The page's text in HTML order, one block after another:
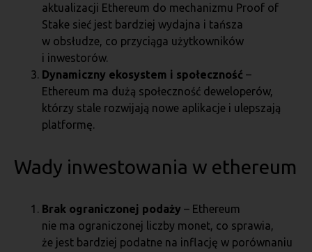
aktualizacji Ethereum do mechanizmu Proof of
Stake sieć jest bardziej wydajna i tańsza
w obsłudze, co przyciąga użytkowników
i inwestorów.
Dynamiczny ekosystem i społeczność –
Ethereum ma dużą społeczność deweloperów,
którzy stale rozwijają nowe aplikacje i ulepszają
platformę.
Wady inwestowania w ethereum
Brak ograniczonej podaży – Ethereum
nie ma ograniczonej liczby monet, co sprawia,
że jest bardziej podatne na inflację w porównaniu